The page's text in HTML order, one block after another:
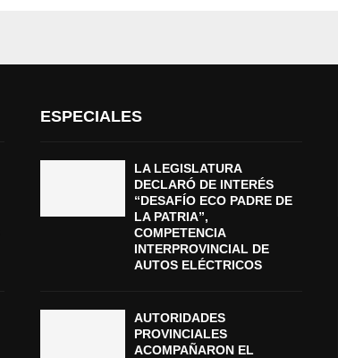
ESPECIALES
LA LEGISLATURA
DECLARÓ DE INTERÉS
“DESAFÍO ECO PADRE DE
LA PATRIA”,
COMPETENCIA
INTERPROVINCIAL DE
AUTOS ELÉCTRICOS
AUTORIDADES
PROVINCIALES
ACOMPAÑARON EL